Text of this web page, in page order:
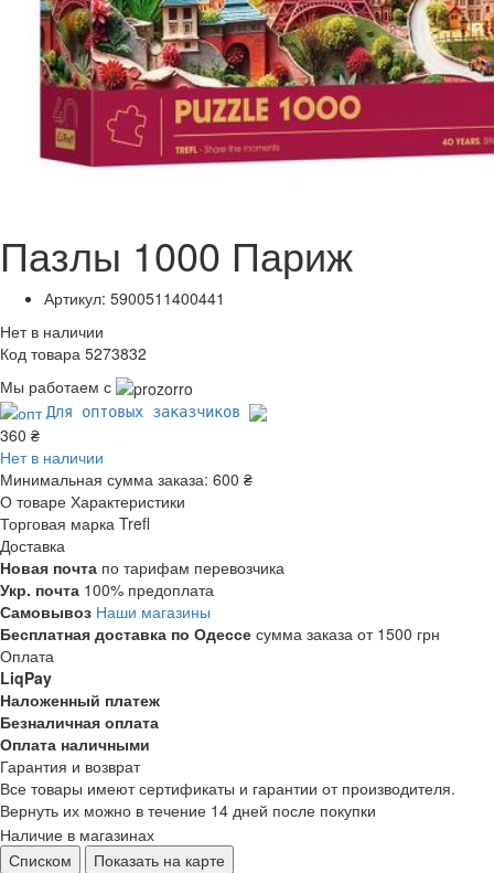
Пазлы 1000 Париж
Артикул: 5900511400441
Нет в наличии
Код товара 5273832
Мы работаем с
Для оптовых заказчиков
360 ₴
Нет в наличии
Минимальная сумма заказа: 600 ₴
О товаре Характеристики
Торговая марка Trefl
Доставка
Новая почта по тарифам перевозчика
Укр. почта 100% предоплата
Самовывоз Наши магазины
Бесплатная доставка по Одессе сумма заказа от 1500 грн
Оплата
LiqPay
Наложенный платеж
Безналичная оплата
Оплата наличными
Гарантия и возврат
Все товары имеют сертификаты и гарантии от производителя.
Вернуть их можно в течение 14 дней после покупки
Наличие в магазинах
Списком
Показать на карте